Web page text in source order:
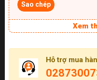
Sao chép
Xem
Hỗ trợ mua